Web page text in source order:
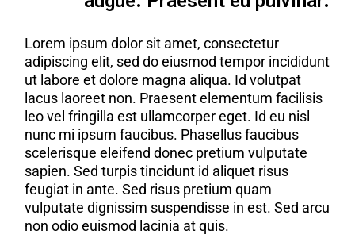
Lorem ipsum dolor sit amet, consectetur
adipiscing elit, sed do eiusmod tempor incididunt
ut labore et dolore magna aliqua. Id volutpat
lacus laoreet non. Praesent elementum facilisis
leo vel fringilla est ullamcorper eget. Id eu nisl
nunc mi ipsum faucibus. Phasellus faucibus
scelerisque eleifend donec pretium vulputate
sapien. Sed turpis tincidunt id aliquet risus
feugiat in ante. Sed risus pretium quam
vulputate dignissim suspendisse in est. Sed arcu
non odio euismod lacinia at quis.